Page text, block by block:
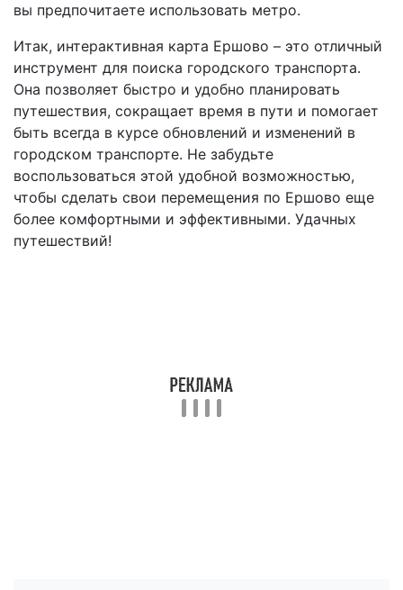
вы предпочитаете использовать метро.
Итак, интерактивная карта Ершово – это отличный
инструмент для поиска городского транспорта.
Она позволяет быстро и удобно планировать
путешествия, сокращает время в пути и помогает
быть всегда в курсе обновлений и изменений в
городском транспорте. Не забудьте
воспользоваться этой удобной возможностью,
чтобы сделать свои перемещения по Ершово еще
более комфортными и эффективными. Удачных
путешествий!